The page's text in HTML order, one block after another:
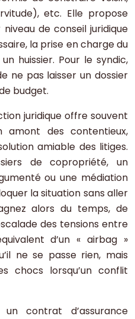
etc. Elle propose
de conseil juridique
la prise en charge du
huissier. Pour le syndic,
ne pas laisser un dossier
budget.
juridique offre souvent
amont des contentieux,
amiable des litiges.
de copropriété, un
ou une médiation
la situation sans aller
alors du temps, de
des tensions entre
d’un « airbag »
ne se passe rien, mais
chocs lorsqu’un conflit
un contrat d’assurance